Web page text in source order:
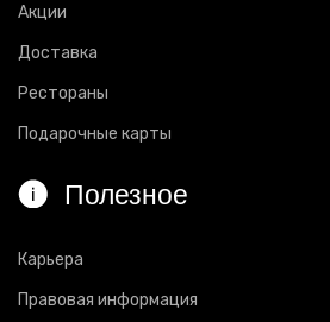
Акции
Доставка
Рестораны
Подарочные карты
Полезное
Карьера
Правовая информация